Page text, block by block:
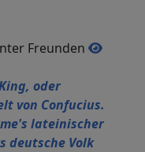
Freunden
oder
von Confucius.
lateinischer
deutsche Volk